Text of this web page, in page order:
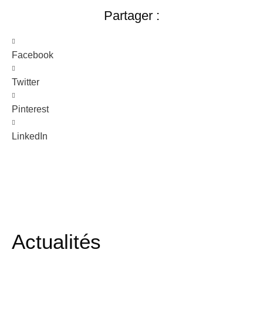
Partager :
Facebook
Twitter
Pinterest
LinkedIn
Actualités